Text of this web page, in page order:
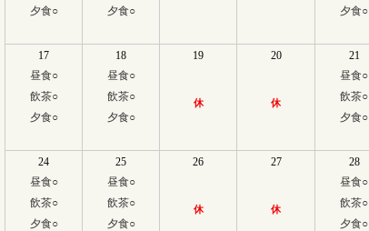
夕食○
夕食○
夕食○
17
昼食○
飲茶○
夕食○
18
昼食○
飲茶○
夕食○
19
休
20
休
21
昼食○
飲茶○
夕食○
24
昼食○
飲茶○
夕食○
25
昼食○
飲茶○
夕食○
26
休
27
休
28
昼食○
飲茶○
夕食○